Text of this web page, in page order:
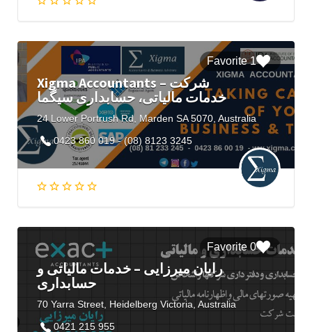
1 Favorite
Xigma Accountants – شرکت
خدمات مالیاتی، حسابداری سیگما
24 Lower Portrush Rd, Marden SA 5070, Australia
0423 860 019 - (08) 8123 3245
0 Favorite
رایان میرزایی – خدمات مالیاتی و
حسابداری
70 Yarra Street, Heidelberg Victoria, Australia
0421 215 955